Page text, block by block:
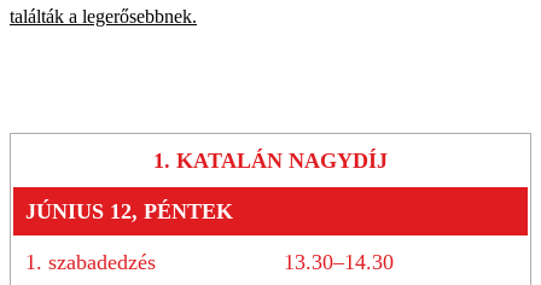
találták a legerősebbnek.
1. KATALÁN NAGYDÍJ
JÚNIUS 12, PÉNTEK
1. szabadedzés 13.30–14.30